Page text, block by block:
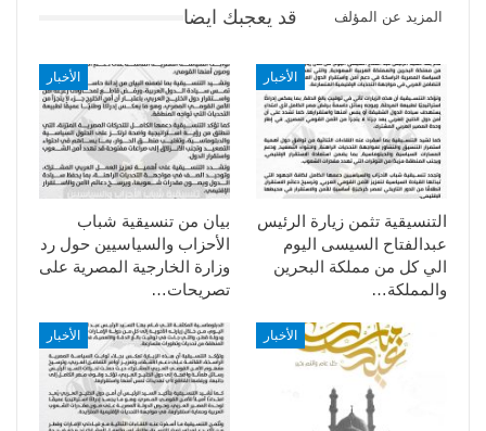
قد يعجبك ايضا المزيد عن المؤلف
الأخبار
بيان من تنسيقية شباب
الأحزاب والسياسيين حول رد
وزارة الخارجية المصرية على
تصريحات…
الأخبار
التنسيقية تثمن زيارة الرئيس
عبدالفتاح السيسى اليوم
الي كل من مملكة البحرين
والمملكة…
الأخبار الأخبار